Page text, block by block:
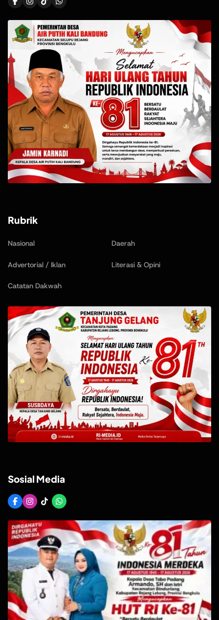
Rubrik
Nasional Daerah
Advertorial / Iklan Literasi & Opini
Catatan Dakwah
Sosial Media